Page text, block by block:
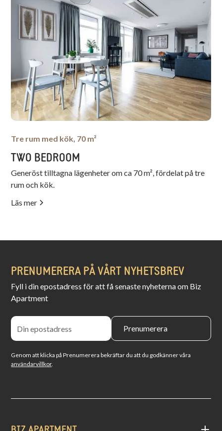
Tre rum med kök, 70 m²
TWO BEDROOM
Generöst tilltagna lägenheter om ca 70 m², fördelat på tre
rum och kök.
Läs mer
PRENUMERERA PÅ VÅRT NYHETSBREV
Fyll i din epostadress för att få senaste nyheterna om Biz
Apartment
Genom att klicka på Prenumerera bekräftar du att du godkänner våra
användarvillkor.